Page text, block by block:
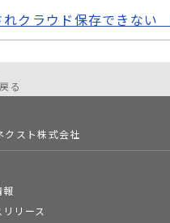
クラウド保存できない
る
クスト株式会社
報
リース